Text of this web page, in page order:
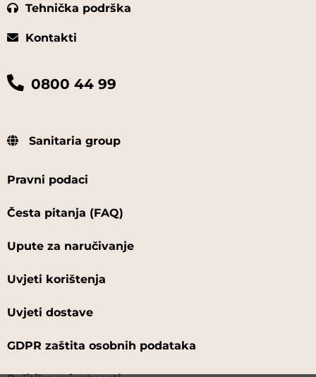
Tehnička podrška
Kontakti
0800 44 99
Sanitaria group
Pravni podaci
Česta pitanja (FAQ)
Upute za naručivanje
Uvjeti korištenja
Uvjeti dostave
GDPR zaštita osobnih podataka